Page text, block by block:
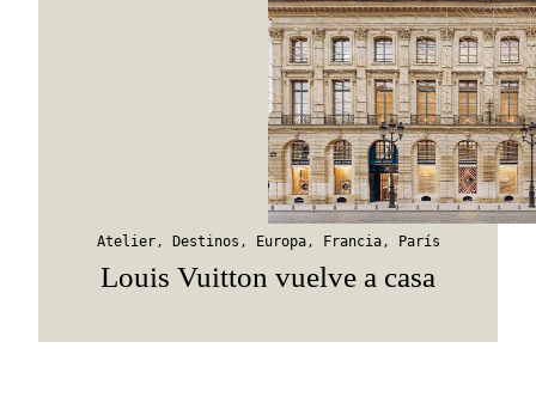
Atelier, Destinos , Europa, Francia, París
Louis Vuitton vuelve a casa